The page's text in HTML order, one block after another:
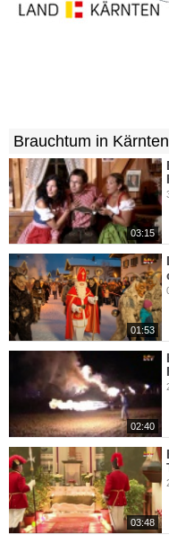
Brauchtum in
03:15
01:53
02:40
03:48